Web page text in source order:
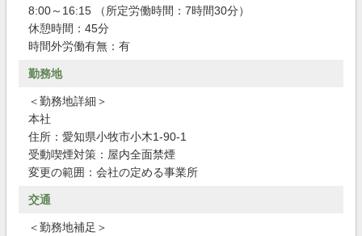
8:00～16:15 （所定労働時間：7時間30分）
休憩時間：45分
時間外労働有無：有
勤務地
＜勤務地詳細＞
本社
住所：愛知県小牧市小木1-90-1
受動喫煙対策：屋内全面禁煙
変更の範囲：会社の定める事業所
交通
＜勤務地補足＞